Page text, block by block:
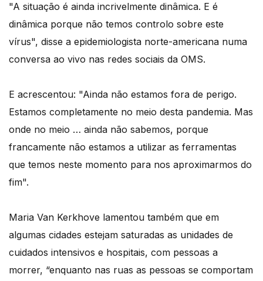
"A situação é ainda incrivelmente dinâmica. E é
dinâmica porque não temos controlo sobre este
vírus", disse a epidemiologista norte-americana numa
conversa ao vivo nas redes sociais da OMS.
E acrescentou: "Ainda não estamos fora de perigo.
Estamos completamente no meio desta pandemia. Mas
onde no meio … ainda não sabemos, porque
francamente não estamos a utilizar as ferramentas
que temos neste momento para nos aproximarmos do
fim".
Maria Van Kerkhove lamentou também que em
algumas cidades estejam saturadas as unidades de
cuidados intensivos e hospitais, com pessoas a
morrer, “enquanto nas ruas as pessoas se comportam